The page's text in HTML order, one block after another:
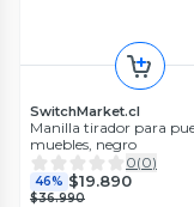
SwitchMarket.cl
Manilla tirador para
muebles, negro
0(0)
46% $19.890
$36.990